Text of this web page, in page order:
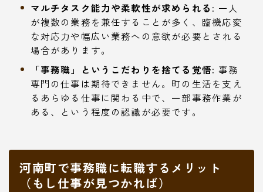
マルチタスク能力や柔軟性が求められる: 一人
が複数の業務を兼任することが多く、臨機応変
な対応力や幅広い業務への意欲が必要とされる
場合があります。
「事務職」というこだわりを捨てる覚悟: 事務
専門の仕事は期待できません。町の生活を支え
るあらゆる仕事に関わる中で、一部事務作業が
ある、という程度の認識が必要です。
河南町で事務職に転職するメリット
（もし仕事が見つかれば）